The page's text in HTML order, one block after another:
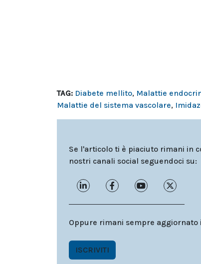
TAG: Diabete mellito, Malattie
Malattie del sistema vascolare,
Se l'articolo ti è piaciuto rimani in
nostri canali social seguendoci su:
Oppure rimani sempre
ISCRIVITI